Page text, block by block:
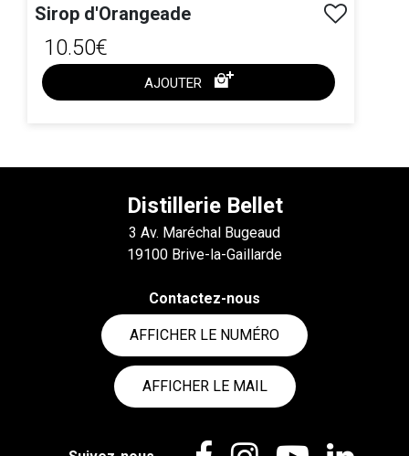
Sirop d'Orangeade
10.50€
AJOUTER
Distillerie Bellet
3 Av. Maréchal Bugeaud
19100 Brive-la-Gaillarde
Contactez-nous
AFFICHER LE NUMÉRO
AFFICHER LE MAIL